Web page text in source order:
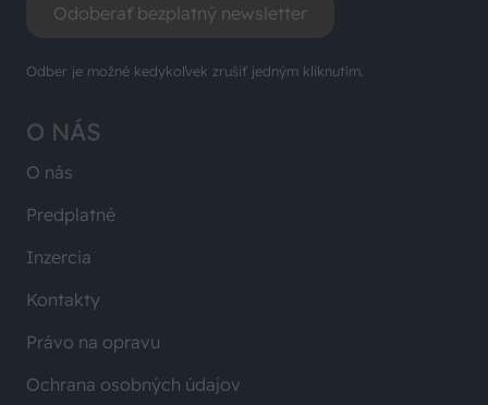
O NÁS
O nás
Predplatné
Inzercia
Kontakty
Právo na opravu
Ochrana osobných údajov
Odoberať bezplatný newsletter
Odber je možné kedykoľvek zrušiť jedným kliknutím.